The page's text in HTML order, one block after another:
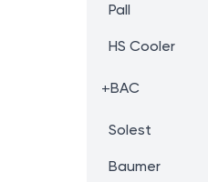
Pall
HS Cooler
+BAC
Solest
Baumer